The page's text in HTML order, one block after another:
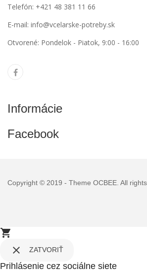
Telefón: +421 48 381 11 66
E-mail: info@vcelarske-potreby.sk
Otvorené: Pondelok - Piatok, 9:00 - 16:00
Informácie
Facebook
Copyright © 2019 - Theme OCBEE . All


ZATVORIŤ
Prihlásenie cez sociálne siete